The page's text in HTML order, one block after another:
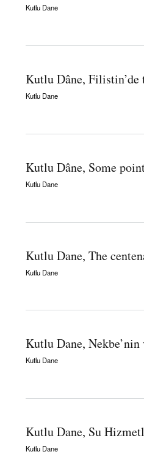
Kutlu Dane
Kutlu Dâne, Filistin’de
Kutlu Dane
Kutlu Dâne, Some
Kutlu Dane
Kutlu Dane, The
Kutlu Dane
Kutlu Dane,
Kutlu Dane
Kutlu Dane, Su
Kutlu Dane